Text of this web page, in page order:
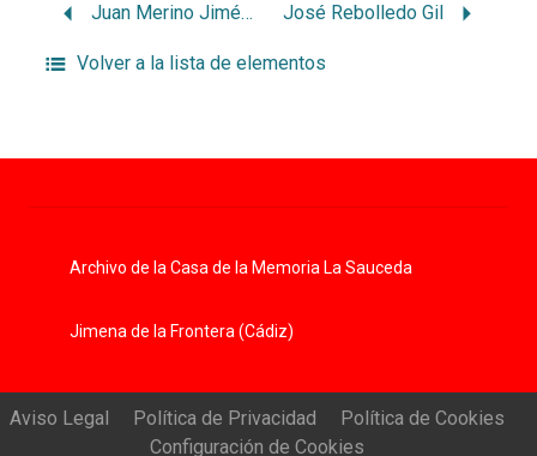
Juan Merino Jiménez José Rebolledo Gil
Volver a la lista de elementos
Archivo de la Casa de la Memoria La Sauceda
Jimena de la Frontera (Cádiz)
Aviso Legal Política de Privacidad
Política de Cookies
Configuración de Cookies